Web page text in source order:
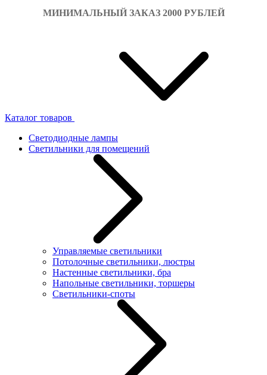
МИНИМАЛЬНЫЙ ЗАКАЗ 2000 РУБЛЕЙ
Каталог товаров
Светодиодные лампы
Светильники для помещений
Управляемые светильники
Потолочные светильники, люстры
Настенные светильники, бра
Напольные светильники, торшеры
Светильники-споты